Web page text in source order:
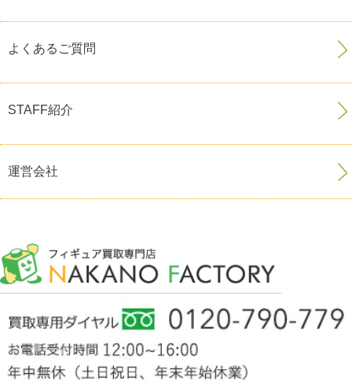
よくあるご質問
STAFF紹介
運営会社